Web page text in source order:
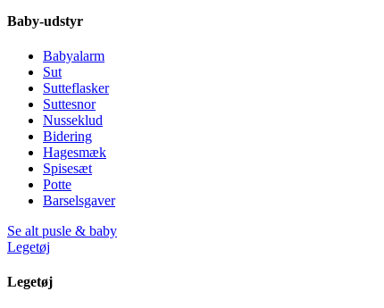
Baby-udstyr
Babyalarm
Sut
Sutteflasker
Suttesnor
Nusseklud
Bidering
Hagesmæk
Spisesæt
Potte
Barselsgaver
Se alt pusle & baby
Legetøj
Legetøj